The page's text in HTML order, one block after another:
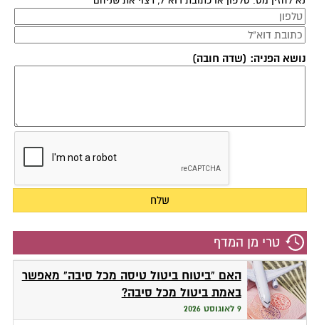
נושא הפניה: (שדה חובה)
טרי מן המדף
האם "ביטוח ביטול טיסה מכל סיבה" מאפשר
באמת ביטול מכל סיבה?
9 לאוגוסט 2026